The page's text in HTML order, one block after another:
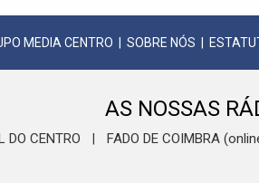
MEDIA CENTRO SOBRE NÓS
AS NOSSAS
DO CENTRO FADO DE COIMBRA